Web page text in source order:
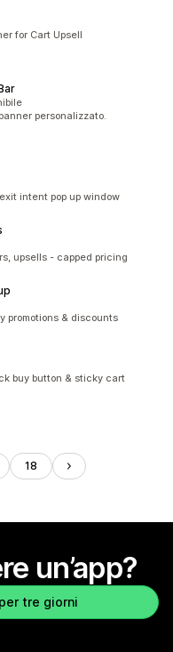
for Cart Upsell
personalizzato.
intent pop up window
upsells - capped pricing
promotions & discounts
buy button & sticky cart
18
un’app?
tre giorni